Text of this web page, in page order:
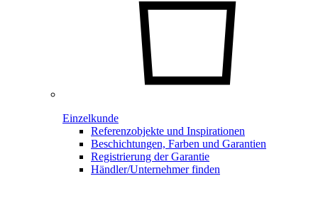
Einzelkunde
Referenzobjekte und Inspirationen
Beschichtungen, Farben und Garantien
Registrierung der Garantie
Händler/Unternehmer finden